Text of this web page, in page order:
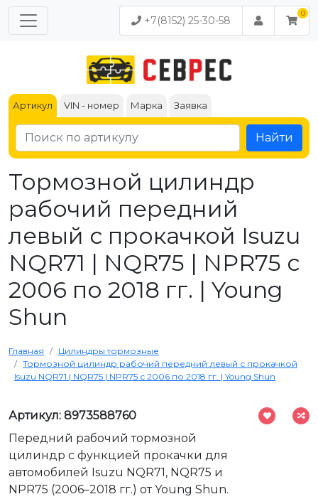
+7(8152) 25-30-58
Артикул VIN - номер Марка Заявка
Найти
Тормозной цилиндр
рабочий передний
левый с прокачкой Isuzu
NQR71 | NQR75 | NPR75 с
2006 по 2018 гг. | Young
Shun
Главная
Цилиндры тормозные
Тормозной цилиндр рабочий передний левый с прокачкой
Isuzu NQR71 | NQR75 | NPR75 с 2006 по 2018 гг. | Young Shun
Артикул: 8973588760
Передний рабочий тормозной
цилиндр с функцией прокачки для
автомобилей Isuzu NQR71, NQR75 и
NPR75 (2006–2018 гг.) от Young Shun.